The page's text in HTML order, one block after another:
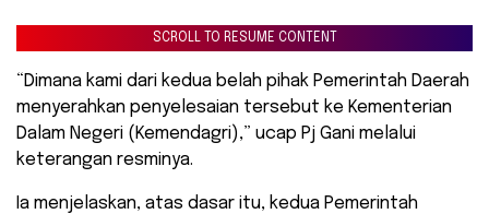
SCROLL TO RESUME CONTENT
“Dimana kami dari kedua belah pihak Pemerintah Daerah
menyerahkan penyelesaian tersebut ke Kementerian
Dalam Negeri (Kemendagri),” ucap Pj Gani melalui
keterangan resminya.
Ia menjelaskan, atas dasar itu, kedua Pemerintah